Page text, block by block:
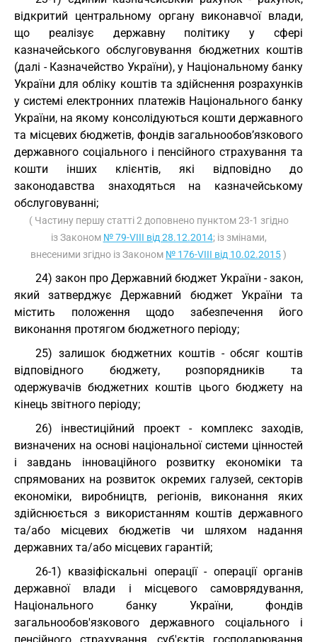
відкритий центральному органу виконавчої влади,
що реалізує державну політику у сфері
казначейського обслуговування бюджетних коштів
(далі - Казначейство України), у Національному банку
України для обліку коштів та здійснення розрахунків
у системі електронних платежів Національного банку
України, на якому консолідуються кошти державного
та місцевих бюджетів, фондів загальнообов’язкового
державного соціального і пенсійного страхування та
кошти інших клієнтів, які відповідно до
законодавства знаходяться на казначейському
обслуговуванні;
( Частину першу статті 2 доповнено пунктом 23-1 згідно
із Законом № 79-VIII від 28.12.2014; із змінами,
внесеними згідно із Законом № 176-VIII від 10.02.2015)
24) закон про Державний бюджет України - закон,
який затверджує Державний бюджет України та
містить положення щодо забезпечення його
виконання протягом бюджетного періоду;
25) залишок бюджетних коштів - обсяг коштів
відповідного бюджету, розпорядників та
одержувачів бюджетних коштів цього бюджету на
кінець звітного періоду;
26) інвестиційний проект - комплекс заходів,
визначених на основі національної системи цінностей
і завдань інноваційного розвитку економіки та
спрямованих на розвиток окремих галузей, секторів
економіки, виробництв, регіонів, виконання яких
здійснюється з використанням коштів державного
та/або місцевих бюджетів чи шляхом надання
державних та/або місцевих гарантій;
26-1) квазіфіскальні операції - операції органів
державної влади і місцевого самоврядування,
Національного банку України, фондів
загальнообов'язкового державного соціального і